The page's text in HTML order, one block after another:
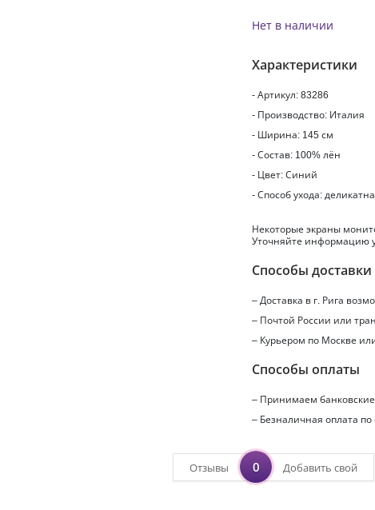
Нет в наличии
Характеристики
- Артикул: 83286
- Производство: Италия
- Ширина: 145 см
- Состав: 100% лён
- Цвет: Синий
- Способ ухода:
Некоторые экраны
Уточняйте информацию
Способы доставки
– Доставка в г. Рига
– Почтой России или
– Курьером по Москве
Способы оплаты
– Принимаем
– Безналичная оплата по
Отзывы 0 Добавить свой